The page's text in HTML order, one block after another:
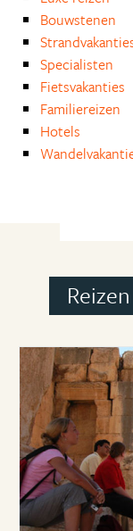
Bouwstenen
Specialisten
Fietsvakanties
Familiereizen
Hotels